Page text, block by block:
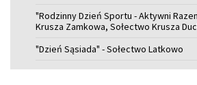
"Rodzinny Dzień Sportu - Aktywni
Krusza Zamkowa, Sołectwo Krusza
"Dzień Sąsiada" - Sołectwo Latkowo